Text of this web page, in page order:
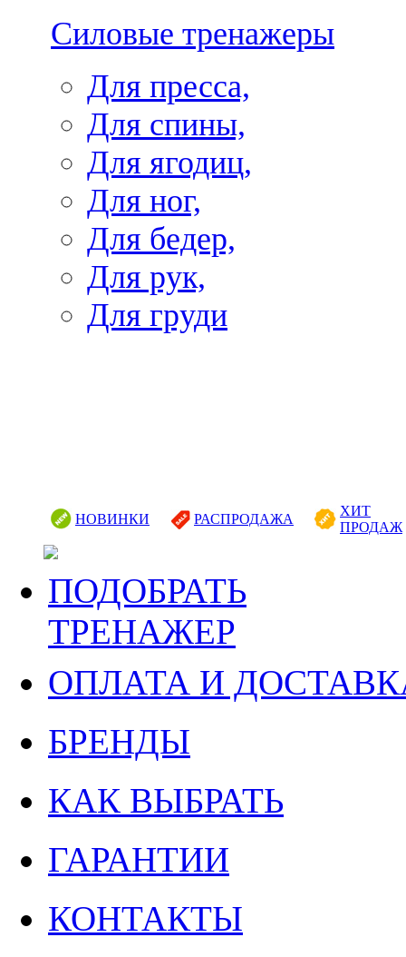
Силовые тренажеры
Для пресса,
Для спины,
Для ягодиц,
Для ног,
Для бедер,
Для рук,
Для груди
НОВИНКИ РАСПРОДАЖА
ХИТ
ПРОДАЖ
ПОДОБРАТЬ
ТРЕНАЖЕР
ОПЛАТА И
БРЕНДЫ
КАК ВЫБРАТЬ
ГАРАНТИИ
КОНТАКТЫ